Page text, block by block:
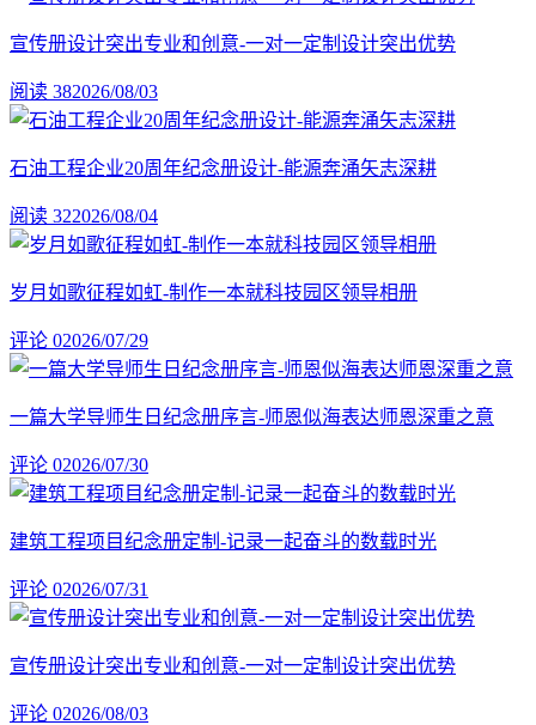
宣传册设计突出专业和创意-一对一定制设计突出优势
阅读 382026/08/03
石油工程企业20周年纪念册设计-能源奔涌矢志深耕
阅读 322026/08/04
岁月如歌征程如虹-制作一本就科技园区领导相册
评论 02026/07/29
一篇大学导师生日纪念册序言-师恩似海表达师恩深重之意
评论 02026/07/30
建筑工程项目纪念册定制-记录一起奋斗的数载时光
评论 02026/07/31
宣传册设计突出专业和创意-一对一定制设计突出优势
评论 02026/08/03